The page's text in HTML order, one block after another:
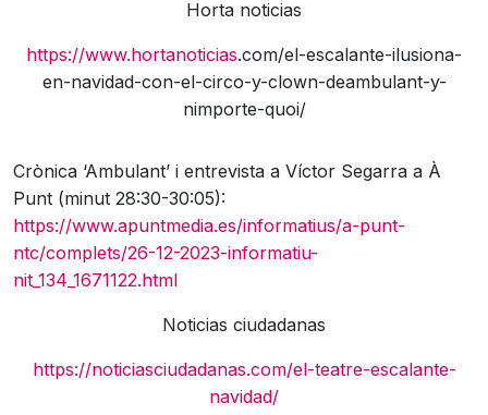
Horta noticias
https://www.hortanoticias.com/el-escalante-ilusiona-
en-navidad-con-el-circo-y-clown-deambulant-y-
nimporte-quoi/
Crònica ‘Ambulant’ i entrevista a Víctor Segarra a À
Punt (minut 28:30-30:05):
https://www.apuntmedia.es/informatius/a-punt-
ntc/complets/26-12-2023-informatiu-
nit_134_1671122.html
Noticias ciudadanas
https://noticiasciudadanas.com/el-teatre-escalante-
navidad/